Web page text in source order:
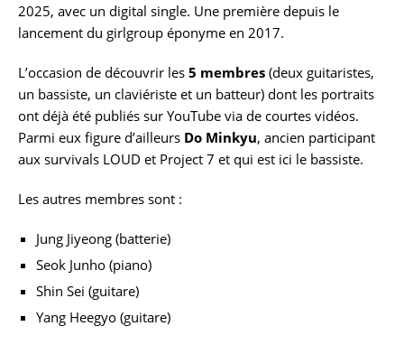
2025, avec un digital single. Une première depuis le
lancement du girlgroup éponyme en 2017.
L’occasion de découvrir les 5 membres (deux guitaristes,
un bassiste, un claviériste et un batteur) dont les portraits
ont déjà été publiés sur YouTube via de courtes vidéos.
Parmi eux figure d’ailleurs Do Minkyu, ancien participant
aux survivals LOUD et Project 7 et qui est ici le bassiste.
Les autres membres sont :
Jung Jiyeong (batterie)
Seok Junho (piano)
Shin Sei (guitare)
Yang Heegyo (guitare)